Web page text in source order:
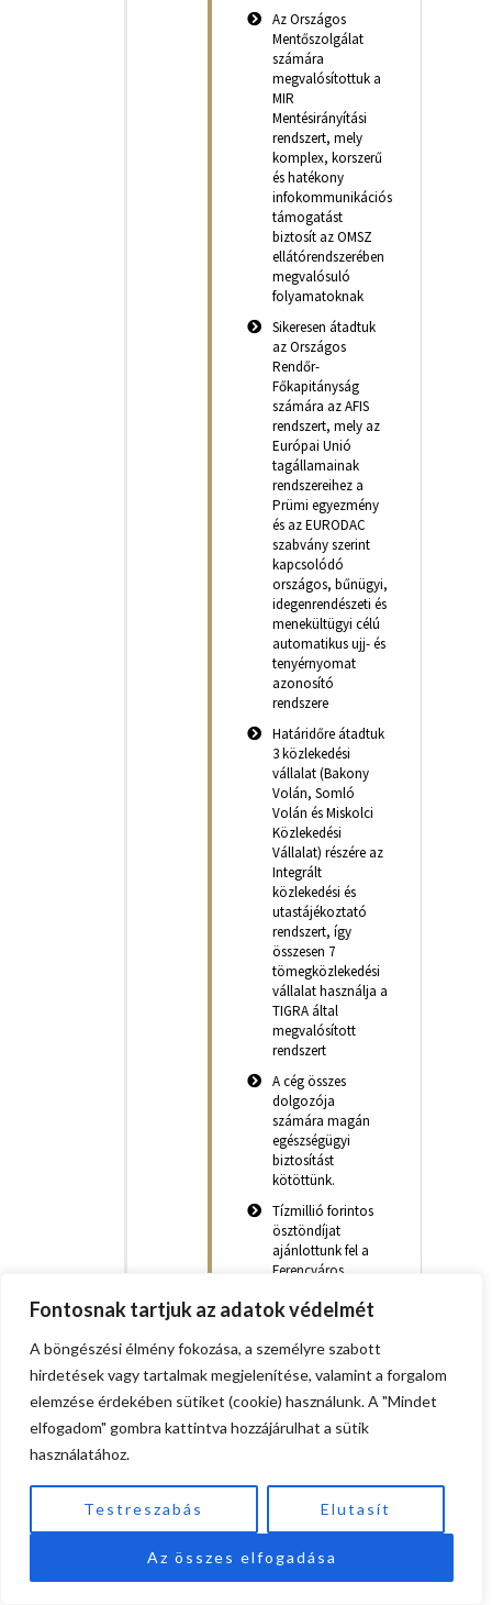
Fontosnak tartjuk az adatok védelmét
A böngészési élmény fokozása, a személyre szabott
hirdetések vagy tartalmak megjelenítése, valamint a forgalom
elemzése érdekében sütiket (cookie) használunk. A "Mindet
elfogadom" gombra kattintva hozzájárulhat a sütik
használatához.
Testreszabás Elutasít
Az összes elfogadása
Az Országos
Mentőszolgálat
számára
megvalósítottuk a
MIR
Mentésirányítási
rendszert, mely
komplex, korszerű
és hatékony
infokommunikációs
támogatást
biztosít az OMSZ
ellátórendszerében
megvalósuló
folyamatoknak
Sikeresen átadtuk
az Országos
Rendőr-
Főkapitányság
számára az AFIS
rendszert, mely az
Európai Unió
tagállamainak
rendszereihez a
Prümi egyezmény
és az EURODAC
szabvány szerint
kapcsolódó
országos, bűnügyi,
idegenrendészeti és
menekültügyi célú
automatikus ujj- és
tenyérnyomat
azonosító
rendszere
Határidőre átadtuk
3 közlekedési
vállalat (Bakony
Volán, Somló
Volán és Miskolci
Közlekedési
Vállalat) részére az
Integrált
közlekedési és
utastájékoztató
rendszert, így
összesen 7
tömegközlekedési
vállalat használja a
TIGRA által
megvalósított
rendszert
A cég összes
dolgozója
számára magán
egészségügyi
biztosítást
kötöttünk.
Tízmillió forintos
ösztöndíjat
ajánlottunk fel a
Ferencváros
átesett trinidadi
Akeem Adams-nek,
hogy felépülése
után új életet
kezdhessen